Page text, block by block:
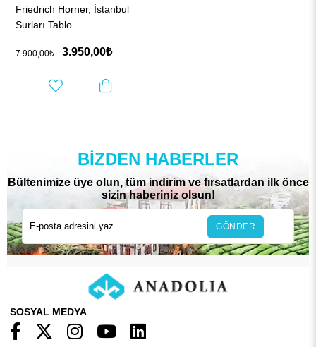
Friedrich Horner, İstanbul
Surları Tablo
3.950,00₺
7.900,00₺
BIZDEN HABERLER
Bültenimize üye olun, tüm indirim ve fırsatlardan ilk önce
sizin haberiniz olsun!
GÖNDER
SOSYAL MEDYA